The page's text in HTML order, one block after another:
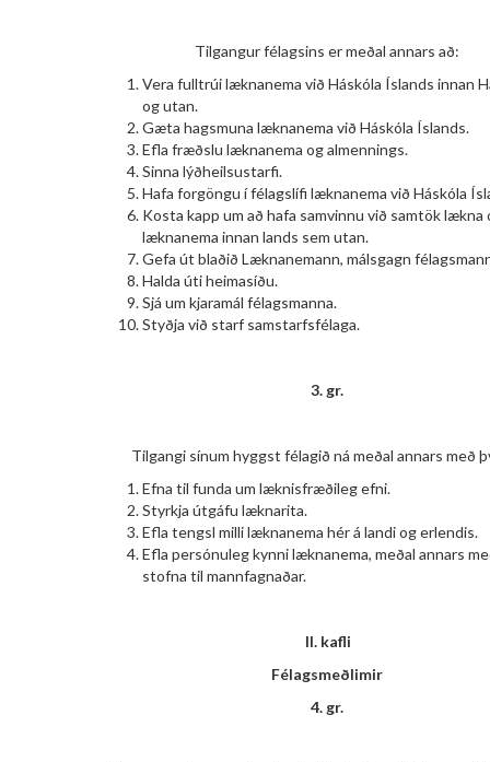
Tilgangur félagsins er meðal annars að:
Vera fulltrúi læknanema við Háskóla Íslands innan
og utan.
Gæta hagsmuna læknanema við Háskóla Íslands.
Efla fræðslu læknanema og almennings.
Sinna lýðheilsustarfi.
Hafa forgöngu í félagslífi læknanema við Háskóla
Kosta kapp um að hafa samvinnu við samtök lækna
læknanema innan lands sem utan.
Gefa út blaðið Læknanemann, málsgagn
Halda úti heimasíðu.
Sjá um kjaramál félagsmanna.
Styðja við starf samstarfsfélaga.
3. gr.
Tilgangi sínum hyggst félagið ná meðal annars með
Efna til funda um læknisfræðileg efni.
Styrkja útgáfu læknarita.
Efla tengsl milli læknanema hér á landi og erlendis.
Efla persónuleg kynni læknanema, meðal annars
stofna til mannfagnaðar.
II. kafli
Félagsmeðlimir
4. gr.